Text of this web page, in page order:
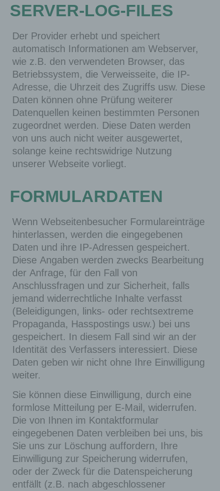
SERVER-LOG-FILES
Der Provider erhebt und speichert
automatisch Informationen am Webserver,
wie z.B. den verwendeten Browser, das
Betriebssystem, die Verweisseite, die IP-
Adresse, die Uhrzeit des Zugriffs usw. Diese
Daten können ohne Prüfung weiterer
Datenquellen keinen bestimmten Personen
zugeordnet werden. Diese Daten werden
von uns auch nicht weiter ausgewertet,
solange keine rechtswidrige Nutzung
unserer Webseite vorliegt.
FORMULARDATEN
Wenn Webseitenbesucher Formulareinträge
hinterlassen, werden die eingegebenen
Daten und ihre IP-Adressen gespeichert.
Diese Angaben werden zwecks Bearbeitung
der Anfrage, für den Fall von
Anschlussfragen und zur Sicherheit, falls
jemand widerrechtliche Inhalte verfasst
(Beleidigungen, links- oder rechtsextreme
Propaganda, Hasspostings usw.) bei uns
gespeichert. In diesem Fall sind wir an der
Identität des Verfassers interessiert. Diese
Daten geben wir nicht ohne Ihre Einwilligung
weiter.
Sie können diese Einwilligung, durch eine
formlose Mitteilung per E-Mail, widerrufen.
Die von Ihnen im Kontaktformular
eingegebenen Daten verbleiben bei uns, bis
Sie uns zur Löschung auffordern, Ihre
Einwilligung zur Speicherung widerrufen,
oder der Zweck für die Datenspeicherung
entfällt (z.B. nach abgeschlossener